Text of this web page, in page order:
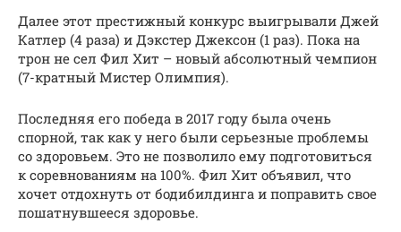
Далее этот престижный конкурс выигрывали Джей
Катлер (4 раза) и Дэкстер Джексон (1 раз). Пока на
трон не сел Фил Хит – новый абсолютный чемпион
(7-кратный Мистер Олимпия).
Последняя его победа в 2017 году была очень
спорной, так как у него были серьезные проблемы
со здоровьем. Это не позволило ему подготовиться
к соревнованиям на 100%. Фил Хит объявил, что
хочет отдохнуть от бодибилдинга и поправить свое
пошатнувшееся здоровье.